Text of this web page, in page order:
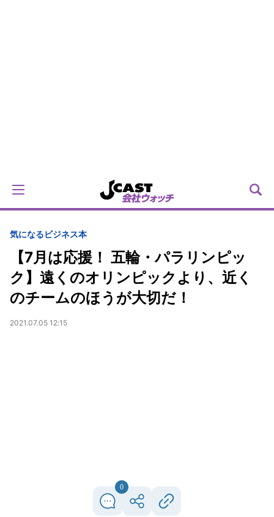
気になるビジネス本
【7月は応援！ 五輪・パラリンピッ
ク】遠くのオリンピックより、近く
のチームのほうが大切だ！
2021.07.05 12:15
0